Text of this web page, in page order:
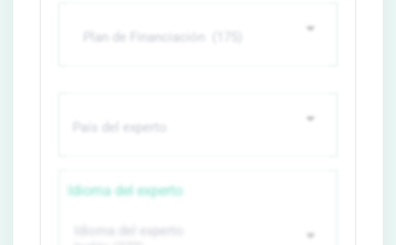
Idioma del experto